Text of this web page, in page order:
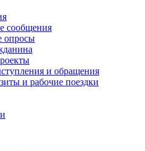
сообщения
опросы
и обращения
и рабочие поездки